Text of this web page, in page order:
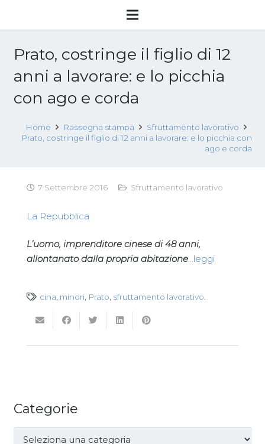
Prato, costringe il figlio di 12
anni a lavorare: e lo picchia
con ago e corda
Home Rassegna stampa
Sfruttamento lavorativo
Prato, costringe il figlio di 12 anni a lavorare: e lo picchia con
ago e corda
7 Settembre 2016 Sfruttamento lavorativo
La Repubblica
L’uomo, imprenditore cinese di 48 anni,
allontanato dalla propria abitazione…leggi
cina, minori, Prato, sfruttamento lavorativo.
Categorie
Categorie